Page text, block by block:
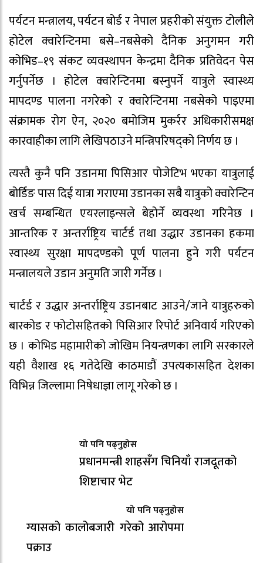
पर्यटन मन्त्रालय, पर्यटन बोर्ड र नेपाल प्रहरीको संयुक्त टोलीले
होटेल क्वारेन्टिनमा बसे–नबसेको दैनिक अनुगमन गरी
कोभिड–१९ संकट व्यवस्थापन केन्द्रमा दैनिक प्रतिवेदन पेस
गर्नुपर्नेछ । होटेल क्वारेन्टिनमा बस्नुपर्ने यात्रुले स्वास्थ्य
मापदण्ड पालना नगरेको र क्वारेन्टिनमा नबसेको पाइएमा
संक्रामक रोग ऐन, २०२० बमोजिम मुकर्रर अधिकारीसमक्ष
कारवाहीका लागि लेखिपठाउने मन्त्रिपरिषद्को निर्णय छ ।
त्यस्तै कुनै पनि उडानमा पिसिआर पोजेटिभ भएका यात्रुलाई
बोर्डिङ पास दिई यात्रा गराएमा उडानका सबै यात्रुको क्वारेन्टिन
खर्च सम्बन्धित एयरलाइन्सले बेहोर्ने व्यवस्था गरिनेछ ।
आन्तरिक र अन्तर्राष्ट्रिय चार्टर्ड तथा उद्धार उडानका हकमा
स्वास्थ्य सुरक्षा मापदण्डको पूर्ण पालना हुने गरी पर्यटन
मन्त्रालयले उडान अनुमति जारी गर्नेछ ।
चार्टर्ड र उद्धार अन्तर्राष्ट्रिय उडानबाट आउने/जाने यात्रुहरुको
बारकोड र फोटोसहितको पिसिआर रिपोर्ट अनिवार्य गरिएको
छ । कोभिड महामारीको जोखिम नियन्त्रणका लागि सरकारले
यही वैशाख १६ गतेदेखि काठमाडौं उपत्यकासहित देशका
विभिन्न जिल्लामा निषेधाज्ञा लागू गरेको छ ।
यो पनि पढ्नुहोस
प्रधानमन्त्री शाहसँग चिनियाँ राजदूतको
शिष्टाचार भेट
यो पनि पढ्नुहोस
ग्यासको कालोबजारी गरेको आरोपमा
पक्राउ